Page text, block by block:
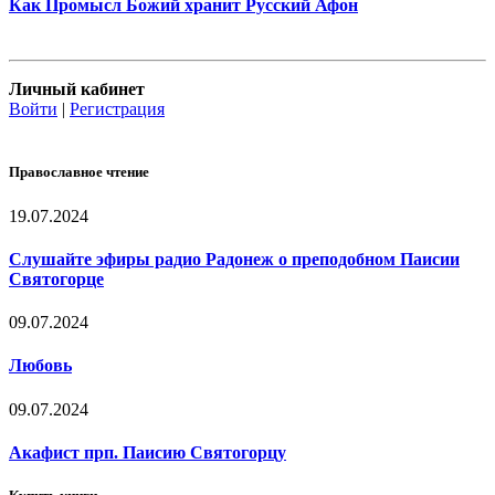
Как Промысл Божий хранит Русский Афон
Личный кабинет
Войти
Регистрация
Православное чтение
19.07.2024
Слушайте эфиры радио Радонеж о преподобном Паисии
Святогорце
09.07.2024
Любовь
09.07.2024
Акафист прп. Паисию Святогорцу